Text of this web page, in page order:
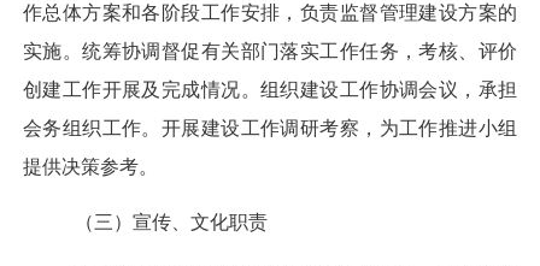
作总体方案和各阶段工作安排，负责监督管理建设方案的
实施。统筹协调督促有关部门落实工作任务，考核、评价
创建工作开展及完成情况。组织建设工作协调会议，承担
会务组织工作。开展建设工作调研考察，为工作推进小组
提供决策参考。
（三）宣传、文化职责